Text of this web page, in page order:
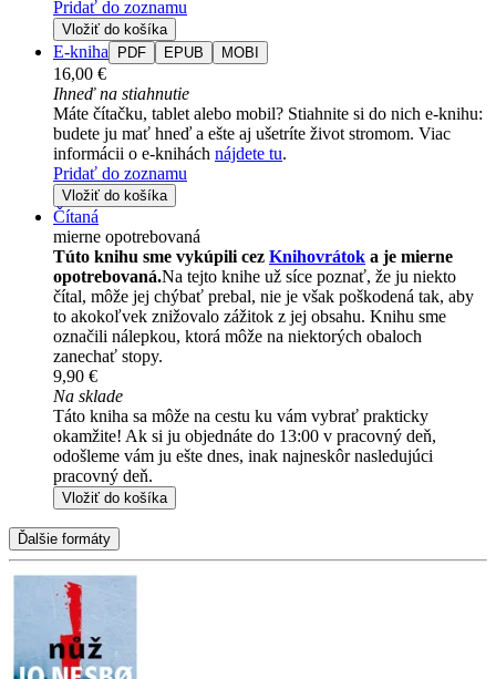
Pridať do zoznamu
Vložiť do košíka
E-kniha PDF EPUB MOBI
16,00 €
Ihneď na stiahnutie
Máte čítačku, tablet alebo mobil? Stiahnite si do nich e-knihu:
budete ju mať hneď a ešte aj ušetríte život stromom. Viac
informácii o e-knihách nájdete tu.
Pridať do zoznamu
Vložiť do košíka
Čítaná
mierne opotrebovaná
Túto knihu sme vykúpili cez Knihovrátok a je mierne
opotrebovaná.Na tejto knihe už síce poznať, že ju niekto
čítal, môže jej chýbať prebal, nie je však poškodená tak, aby
to akokoľvek znižovalo zážitok z jej obsahu. Knihu sme
označili nálepkou, ktorá môže na niektorých obaloch
zanechať stopy.
9,90 €
Na sklade
Táto kniha sa môže na cestu ku vám vybrať prakticky
okamžite! Ak si ju objednáte do 13:00 v pracovný deň,
odošleme vám ju ešte dnes, inak najneskôr nasledujúci
pracovný deň.
Vložiť do košíka
Ďalšie formáty